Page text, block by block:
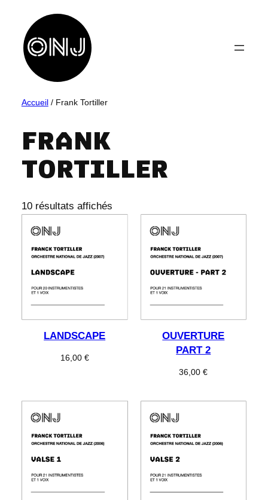
contenu
Accueil/ Frank Tortiller
FRANK
TORTILLER
10 résultats affichés
LANDSCAPE
16,00 €
OUVERTURE
PART 2
36,00€